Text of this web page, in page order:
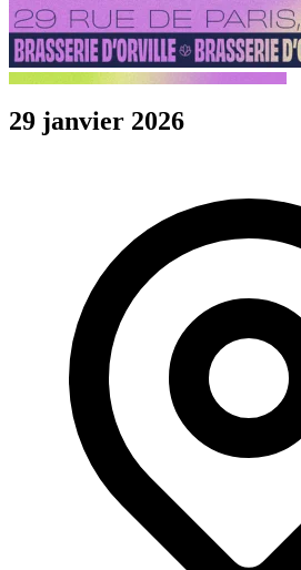
29 janvier 2026